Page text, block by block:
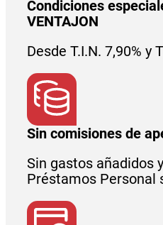
Condiciones
VENTAJON
Desde T.I.N. 7,90% y
Sin comisiones de
Sin gastos añadidos
Préstamos Personal